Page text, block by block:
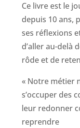
Ce livre est le
depuis 10 ans,
ses réflexions
d’aller au-delà
rôde et de
« Notre métier
s’occuper des
leur redonner
reprendre